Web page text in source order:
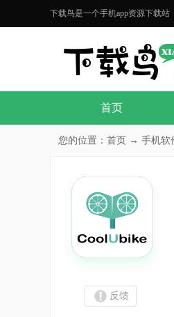
下载鸟是一个手机app资源下载站
首页
您的位置： 首页 → 手机软
反馈